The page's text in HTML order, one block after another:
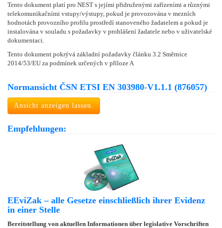
Tento dokument platí pro NEST s jejími přidruženými zařízeními a různými
telekomunikačními vstupy/výstupy, pokud je provozována v mezních
hodnotách provozního profilu prostředí stanoveného žadatelem a pokud je
instalována v souladu s požadavky v prohlášení žadatele nebo v uživatelské
dokumentaci.
Tento dokument pokrývá základní požadavky článku 3.2 Směrnice
2014/53/EU za podmínek určených v příloze A
Normansicht ČSN ETSI EN 303980-V1.1.1 (876057)
Ansicht anzeigen lassen.
Empfehlungen:
EEviZak – alle Gesetze einschließlich ihrer Evidenz
in einer Stelle
Bereitstellung von aktuellen Informationen über legislative Vorschriften